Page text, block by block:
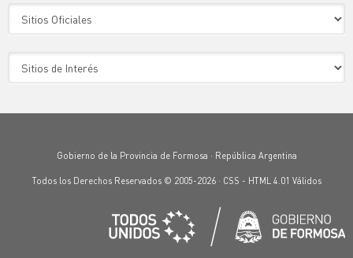
Gobierno de la Provincia de Formosa · República Argentina
Todos los Derechos Reservados © 2005-2026 · CSS - HTML 4.01 Válidos